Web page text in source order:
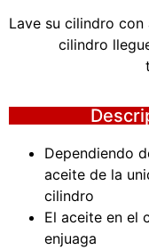
Lave su cilindro
cilindro
Dependiendo
aceite de la
cilindro
El aceite en el
enjuaga